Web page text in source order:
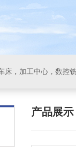
产品展示